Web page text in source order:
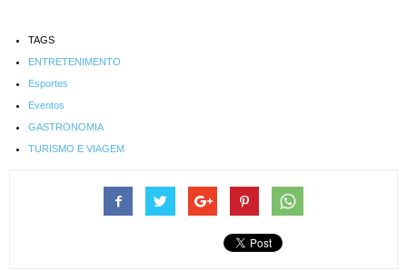
TAGS
ENTRETENIMENTO
Esportes
Eventos
GASTRONOMIA
TURISMO E VIAGEM